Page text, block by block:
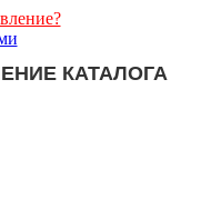
КАТАЛОГА